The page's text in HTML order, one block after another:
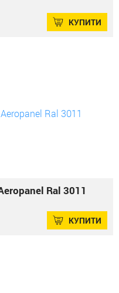
КУПИТИ
Ral 3011
КУПИТИ